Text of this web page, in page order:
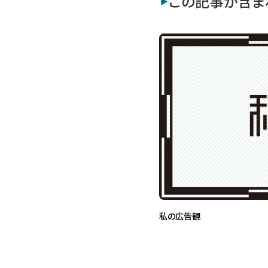
私の広告観